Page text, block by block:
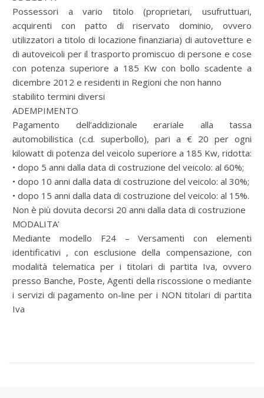
Possessori a vario titolo (proprietari, usufruttuari,
acquirenti con patto di riservato dominio, ovvero
utilizzatori a titolo di locazione finanziaria) di autovetture e
di autoveicoli per il trasporto promiscuo di persone e cose
con potenza superiore a 185 Kw con bollo scadente a
dicembre 2012 e residenti in Regioni che non hanno
stabilito termini diversi
ADEMPIMENTO
Pagamento dell’addizionale erariale alla tassa
automobilistica (c.d. superbollo), pari a € 20 per ogni
kilowatt di potenza del veicolo superiore a 185 Kw, ridotta:
• dopo 5 anni dalla data di costruzione del veicolo: al 60%;
• dopo 10 anni dalla data di costruzione del veicolo: al 30%;
• dopo 15 anni dalla data di costruzione del veicolo: al 15%.
Non è più dovuta decorsi 20 anni dalla data di costruzione
MODALITA’
Mediante modello F24 – Versamenti con elementi
identificativi , con esclusione della compensazione, con
modalità telematica per i titolari di partita Iva, ovvero
presso Banche, Poste, Agenti della riscossione o mediante
i servizi di pagamento on-line per i NON titolari di partita
Iva